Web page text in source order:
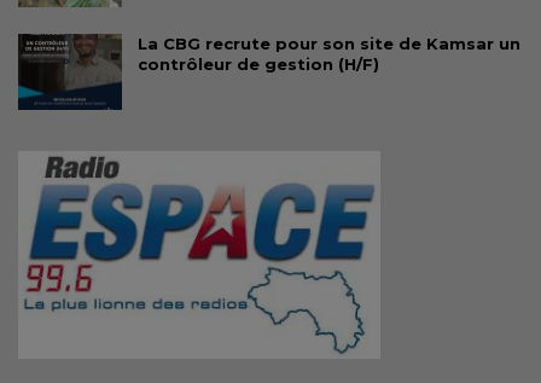
La CBG recrute pour son site de Kamsar un
contrôleur de gestion (H/F)